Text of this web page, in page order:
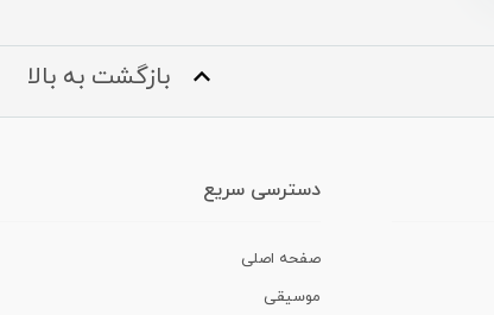
بازگشت به بالا
دسترسی سریع
صفحه اصلی
موسیقی